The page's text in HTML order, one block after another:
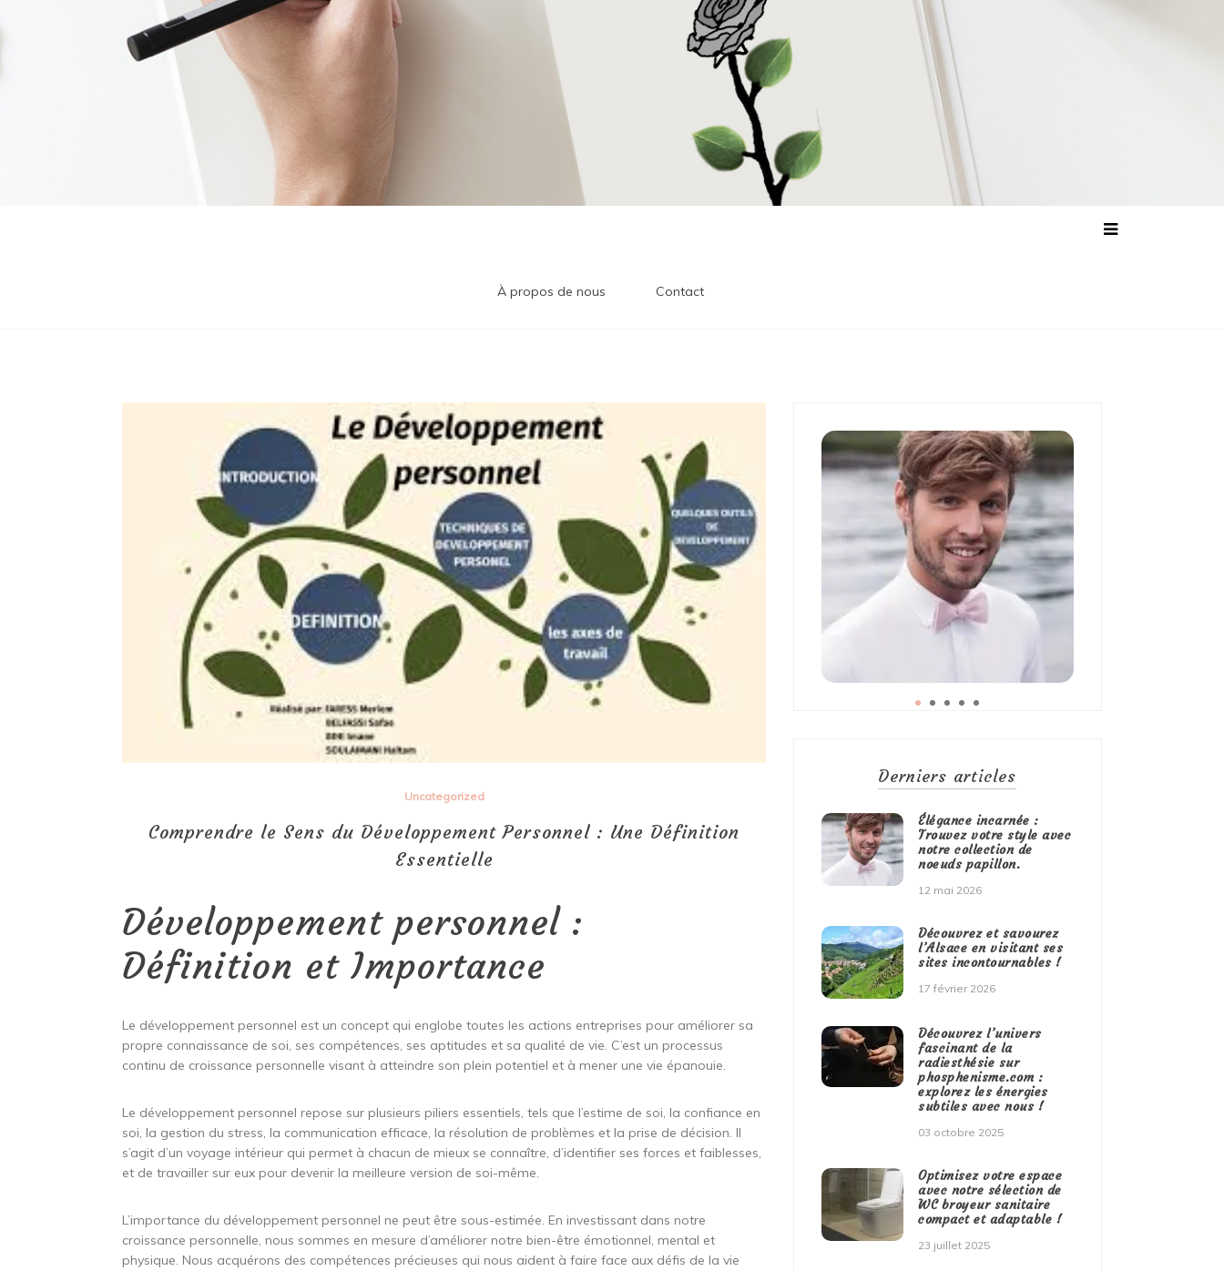
À propos de nous Contact
Uncategorized
Comprendre le Sens du Développement Personnel : Une Définition
Essentielle
Développement personnel :
Définition et Importance
Le développement personnel est un concept qui englobe toutes les actions entreprises pour améliorer sa
propre connaissance de soi, ses compétences, ses aptitudes et sa qualité de vie. C’est un processus
continu de croissance personnelle visant à atteindre son plein potentiel et à mener une vie épanouie.
Le développement personnel repose sur plusieurs piliers essentiels, tels que l’estime de soi, la confiance en
soi, la gestion du stress, la communication efficace, la résolution de problèmes et la prise de décision. Il
s’agit d’un voyage intérieur qui permet à chacun de mieux se connaître, d’identifier ses forces et faiblesses,
et de travailler sur eux pour devenir la meilleure version de soi-même.
L’importance du développement personnel ne peut être sous-estimée. En investissant dans notre
croissance personnelle, nous sommes en mesure d’améliorer notre bien-être émotionnel, mental et
physique. Nous acquérons des compétences précieuses qui nous aident à faire face aux défis de la vie
Derniers articles
Élégance incarnée :
Trouvez votre style avec
notre collection de
noeuds papillon.
12 mai 2026
Découvrez et savourez
l’Alsace en visitant ses
sites incontournables !
17 février 2026
Découvrez l’univers
fascinant de la
radiesthésie sur
phosphenisme.com :
explorez les énergies
subtiles avec nous !
03 octobre 2025
Optimisez votre espace
avec notre sélection de
WC broyeur sanitaire
compact et adaptable !
23 juillet 2025